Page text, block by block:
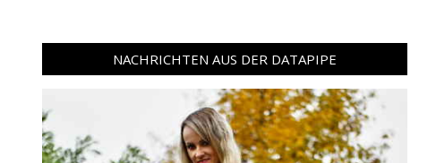
NACHRICHTEN AUS DER DATAPIPE